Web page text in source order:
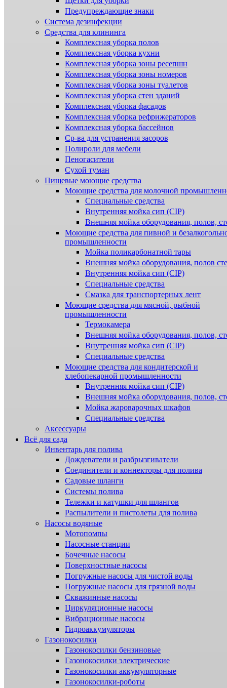
Предупреждающие знаки
Система дезинфекции
Cредства для клининга
Комплексная уборка полов
Комплексная уборка кухни
Комплексная уборка зоны ресепшн
Комплексная уборка зоны номеров
Комплексная уборка зоны туалетов
Комплексная уборка стен зданий
Комплексная уборка фасадов
Комплексная уборка рефрижераторов
Комплексная уборка бассейнов
Ср-ва для устранения засоров
Полироли для мебели
Пеногасители
Сухой туман
Пищевые моющие средства
Моющие средства для молочной
Специальные средства
Внутренняя мойка сип (CIP)
Внешняя мойка оборудования, полов,
Моющие средства для пивной и
промышленности
Мойка поликарбонатной тары
Внешняя мойка оборудования, полов
Внутренняя мойка сип (CIP)
Специальные средства
Смазка для транспортерных лент
Моющие средства для мясной, рыбной
промышленности
Термокамера
Внешняя мойка оборудования, полов,
Внутренняя мойка сип (CIP)
Специальные средства
Моющие средства для кондитерской и
хлебопекарной промышленности
Внутренняя мойка сип (CIP)
Внешняя мойка оборудования, полов,
Мойка жароварочных шкафов
Специальные средства
Аксессуары
Всё для сада
Инвентарь для полива
Дождеватели и разбрызгиватели
Соединители и коннекторы для полива
Садовые шланги
Системы полива
Тележки и катушки для шлангов
Распылители и пистолеты для полива
Насосы водяные
Мотопомпы
Насосные станции
Бочечные насосы
Поверхностные насосы
Погружные насосы для чистой воды
Погружные насосы для грязной воды
Скважинные насосы
Циркуляционные насосы
Вибрационные насосы
Гидроаккумуляторы
Газонокосилки
Газонокосилки бензиновые
Газонокосилки электрические
Газонокосилки аккумуляторные
Газонокосилки-роботы